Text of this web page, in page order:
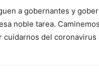
a gobernan­tes y
noble tarea.
del